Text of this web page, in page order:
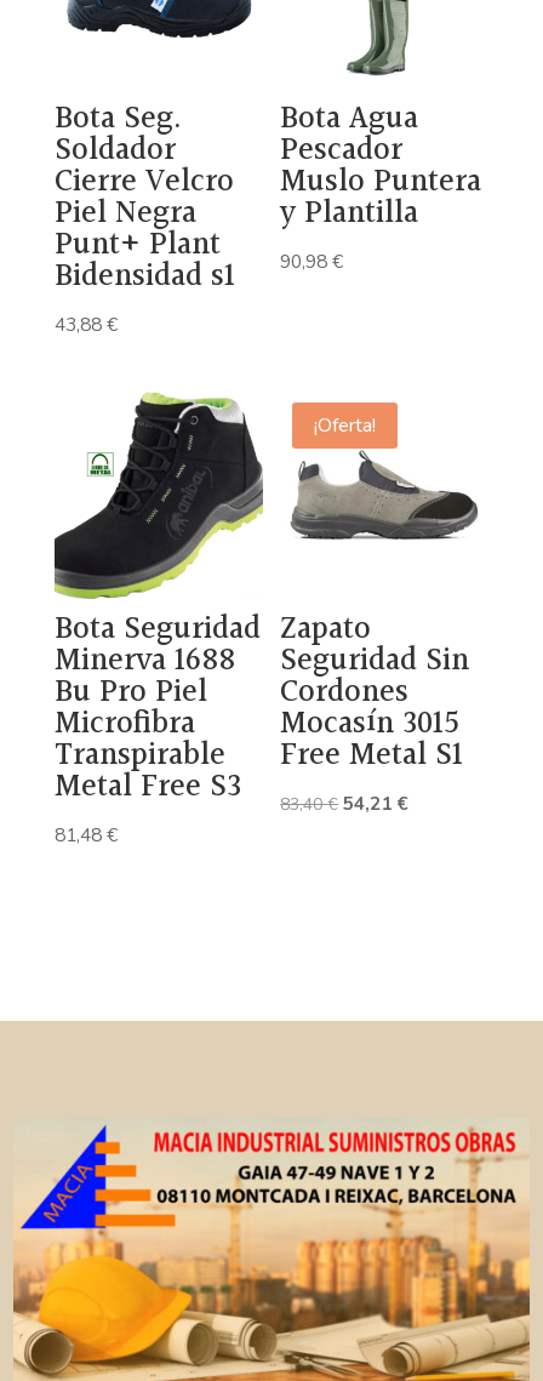
Bota Seg.
Soldador
Cierre Velcro
Piel Negra
Punt+ Plant
Bidensidad s1
43,88€
Bota Agua
Pescador
Muslo Puntera
y Plantilla
90,98€
Bota Seguridad
Minerva 1688
Bu Pro Piel
Microfibra
Transpirable
Metal Free S3
81,48€
¡Oferta!
Zapato
Seguridad Sin
Cordones
Mocasín 3015
Free Metal S1
83,40€ El
54,21 €El